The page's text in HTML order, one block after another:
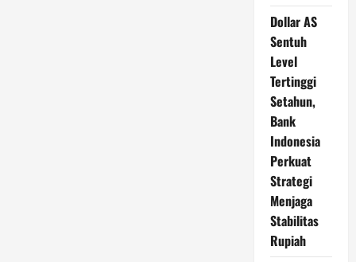
Dollar AS
Sentuh
Level
Tertinggi
Setahun,
Bank
Indonesia
Perkuat
Strategi
Menjaga
Stabilitas
Rupiah